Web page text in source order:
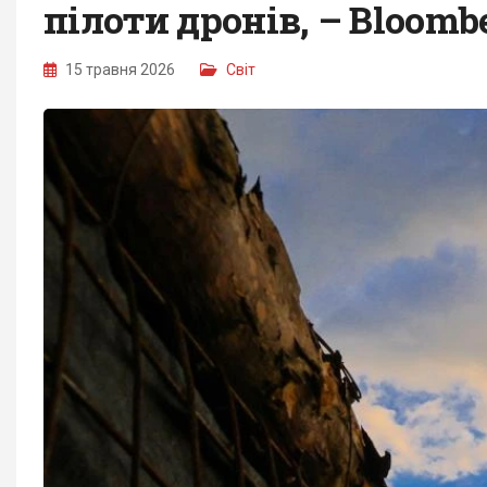
пілоти дронів, –
15 травня 2026 Світ